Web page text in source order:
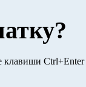
клавиши